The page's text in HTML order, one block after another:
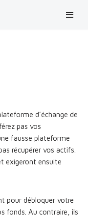
d’échange de
pas vos
fausse plateforme
récupérer vos actifs.
exigeront ensuite
pour débloquer votre
fonds. Au contraire, ils